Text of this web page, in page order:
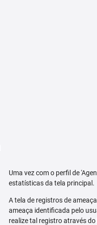
Uma vez com o perfil de
estatísticas da tela principal.
A tela de registros de
ameaça identificada pelo
realize tal registro através